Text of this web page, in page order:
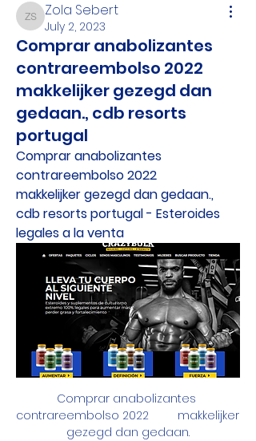
Zola Sebert
Zola Sebert
July 2, 2023
Comprar anabolizantes
contrareembolso 2022
makkelijker gezegd dan
gedaan., cdb resorts
portugal
Comprar anabolizantes
contrareembolso 2022
makkelijker gezegd dan gedaan.,
cdb resorts portugal - Esteroides
legales a la venta
Comprar anabolizantes
contrareembolso 2022         makkelijker
gezegd dan gedaan.